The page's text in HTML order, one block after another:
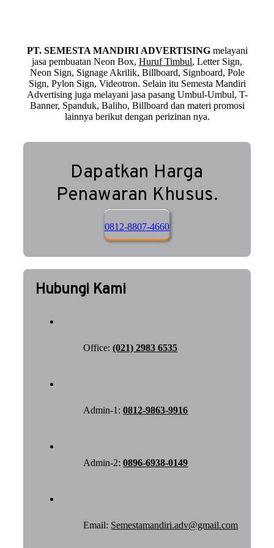
PT. SEMESTA MANDIRI ADVERTISINGmelayani
jasa pembuatan Neon Box, Huruf Timbul, Letter Sign,
Neon Sign, Signage Akrilik, Billboard, Signboard, Pole
Sign, Pylon Sign, Videotron. Selain itu Semesta Mandiri
Advertising juga melayani jasa pasang Umbul-Umbul, T-
Banner, Spanduk, Baliho, Billboard dan materi promosi
lainnya berikut dengan perizinan nya.
Dapatkan Harga
Penawaran Khusus.
0812-8807-4660
Hubungi Kami
Office:(021) 2983 6535
Admin-1:0812-9863-9916
Admin-2:0896-6938-0149
Email: Semestamandiri.adv@gmail.com